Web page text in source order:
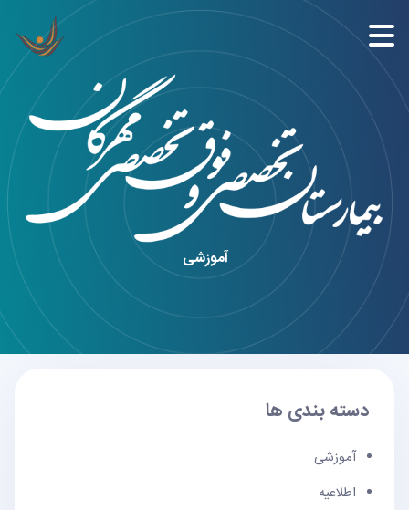
آموزشی
دسته بندی ها
آموزشی
اطلاعیه